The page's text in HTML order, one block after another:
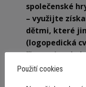
společenské
– využijte
dětmi, které
(logopedická
činnosti,
– povídejte si s
Použití cookies